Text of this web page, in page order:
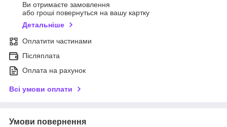
Ви отримаєте замовлення
або гроші повернуться на вашу картку
Детальніше
Оплатити частинами
Післяплата
Оплата на рахунок
Всі умови оплати
Умови повернення